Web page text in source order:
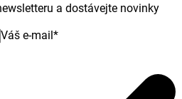
a dostávejte novinky
Váš e-mail*